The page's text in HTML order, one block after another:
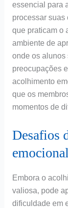
essencial para
processar suas
que praticam o
ambiente de
onde os alunos
preocupações
acolhimento
que os
momentos de
Desafios
emocional
Embora o
valiosa, pode
dificuldade em